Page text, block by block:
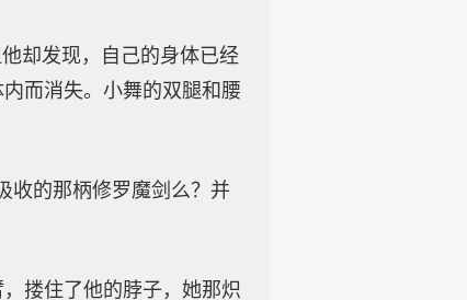
却发现，自己的身体已经
而消失。小舞的双腿和腰
收的那柄修罗魔剑么？并
搂住了他的脖子，她那炽